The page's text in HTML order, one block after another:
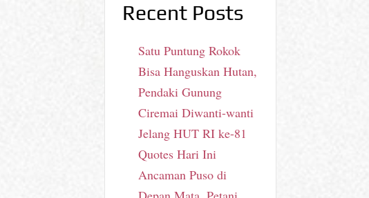
Recent Posts
Satu Puntung Rokok
Bisa Hanguskan Hutan,
Pendaki Gunung
Ciremai Diwanti-wanti
Jelang HUT RI ke-81
Quotes Hari Ini
Ancaman Puso di